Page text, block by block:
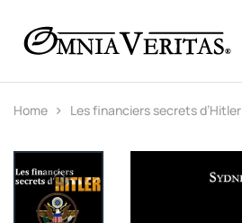
Home Les financiers secrets d’Hitler